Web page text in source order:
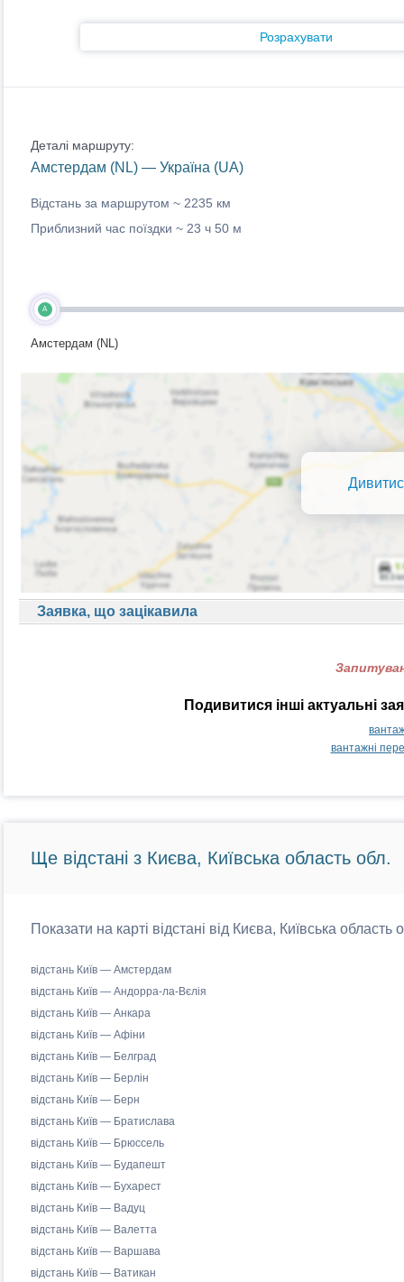
Розрахувати
Деталі маршруту:
Амстердам (NL) — Україна (UA)
Відстань за маршрутом ~ 2235 км
Приблизний час поїздки ~ 23 ч 50 м
A
Амстердам (NL)
Заявка, що зацікавила
Подивитися інші актуальні
вантажні
Ще відстані з Києва, Київська область обл.
Показати на карті відстані від Києва, Київська
відстань Київ — Амстердам
відстань Київ — Андорра-ла-Вєлія
відстань Київ — Анкара
відстань Київ — Афіни
відстань Київ — Белград
відстань Київ — Берлін
відстань Київ — Берн
відстань Київ — Братислава
відстань Київ — Брюссель
відстань Київ — Будапешт
відстань Київ — Бухарест
відстань Київ — Вадуц
відстань Київ — Валетта
відстань Київ — Варшава
відстань Київ — Ватикан